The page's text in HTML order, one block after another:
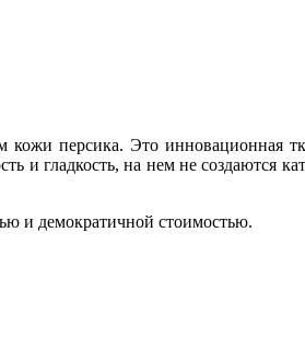
персика. Это инновационная
гладкость, на нем не создаются
и демократичной стоимостью.